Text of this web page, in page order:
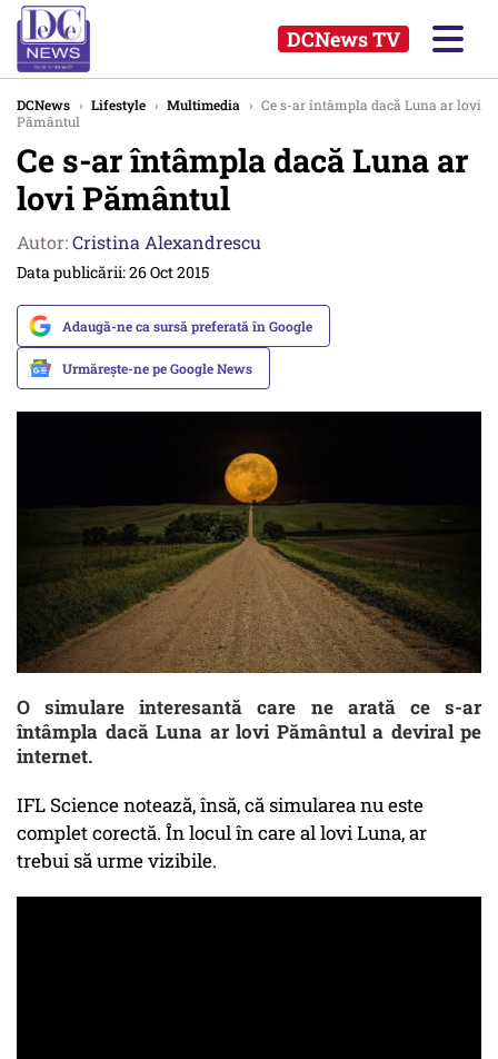
DCNews TV
DCNews › Lifestyle › Multimedia › Ce s-ar întâmpla dacă Luna ar lovi
Pământul
Ce s-ar întâmpla dacă Luna ar
lovi Pământul
Autor:Cristina Alexandrescu
Data publicării: 26 Oct 2015
Adaugă-ne ca sursă preferată în Google
Urmărește-ne pe Google News
O simulare interesantă care ne arată ce s-ar
întâmpla dacă Luna ar lovi Pământul a deviral pe
internet.
IFL Science notează, însă, că simularea nu este
complet corectă. În locul în care al lovi Luna, ar
trebui să urme vizibile.